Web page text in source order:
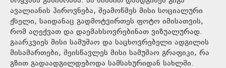
ავალიანის პიროვნება, შეამოწმეს მისი სოციალური
ქსელი, საიდანაც გადმოტვირთეს ფოტო იმისათვის,
რომ აღექვათ და დაემახსოვრებინათ ვიზუალურად.
გაარკვიეს მისი სამუშაო და საცხოვრებელი ადგილის
მისამართები, შეისწავლეს მისი სამუშაო გრაფიკი, რა
გზით გადაადგილდებოდა სამსახურიდან სახლში.